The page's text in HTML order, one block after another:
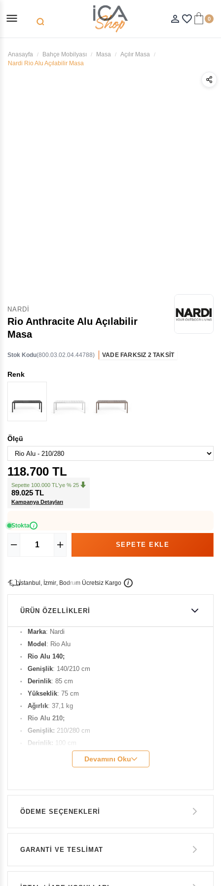
menu search person_outline favorite_border 0
Anasayfa Bahçe Mobilyası Masa
Açılır Masa
Nardi Rio Alu Açılabilir Masa
NARDI
Rio Anthracite Alu Açılabilir
Masa
(800.03.02.04.44788)
Stok Kodu VADE FARKSIZ 2 TAKSİT
Renk
Ölçü
118.700 TL
Sepette 100.000 TL'ye % 25
89.025 TL
Kampanya Detayları
Stokta i
İstanbu , İzmir, Bodrum Ücretsiz Kargo i
ÜRÜN ÖZELLIKLERI
Marka: Nardi
Model : Rio Alu
Rio Alu 140;
Genişlik: 140/210 cm
Derinlik: 85 cm
Yükseklik: 75 cm
Ağırlık: 37,1 kg
Rio Alu 210;
Genişlik: 210/280 cm
Derinlik:
100 cm
Devamını Oku
ÖDEME SEÇENEKLERI
118.700 TL
Kredi Kartı Tek Çekim
GARANTİ VE TESLİMAT
GARANTİ